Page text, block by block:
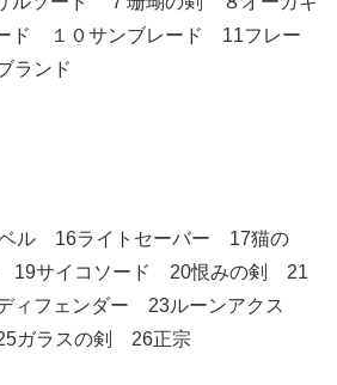
ド １０サンブレード 11フレー
ランド
ル 16ライトセーバー 17猫の
19サイコソード 20恨みの剣 21
ィフェンダー 23ルーンアクス
ガラスの剣 26正宗